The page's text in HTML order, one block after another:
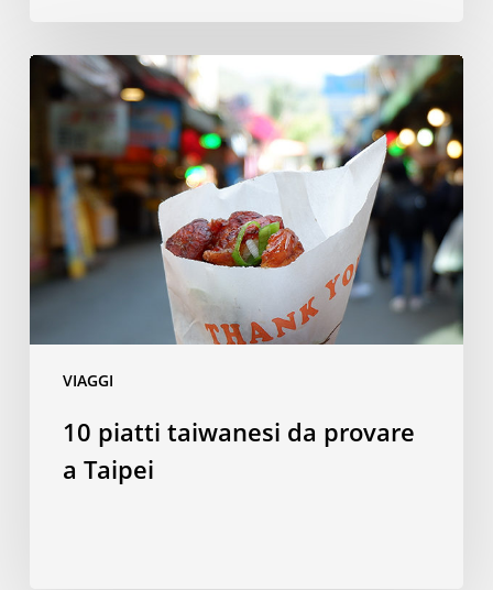
VIAGGI
piatti
taiwanesi
provare
a
Taipei
10 piatti taiwanesi da provare
a Taipei